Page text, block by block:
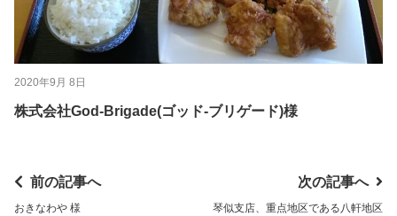
2020年9月 8日
株式会社God-Brigade(ゴッド-ブリゲード)様
前の記事へ
おきなわや 様
次の記事へ
琴似支店、重点地区である八軒地区